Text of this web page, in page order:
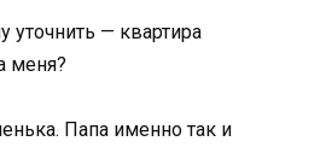
уточнить — квартира
меня?
Папа именно так и